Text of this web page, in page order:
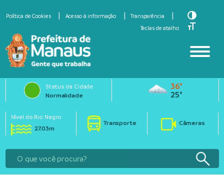
Política de Cookies Acesso à informação
Transparência
Teclas de atalho
Toggle
Toggle
Status da Cidade
Normalidade
36°
25°
Nível do Rio Negro
27.03m
Transporte Câmeras